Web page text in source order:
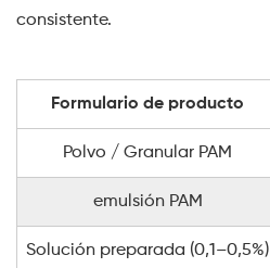
consistente.
Formulario de producto
Polvo / Granular PAM
emulsión PAM
Solución preparada (0,1–0,5%)